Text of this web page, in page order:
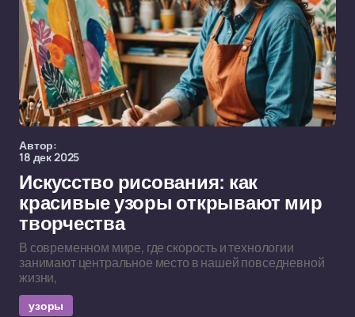
Автор:
18 дек 2025
Искусство рисования: как
красивые узоры открывают мир
творчества
В современном мире, где скорость и технологии
занимают центральное место в нашей повседневной
жизни,
узоры